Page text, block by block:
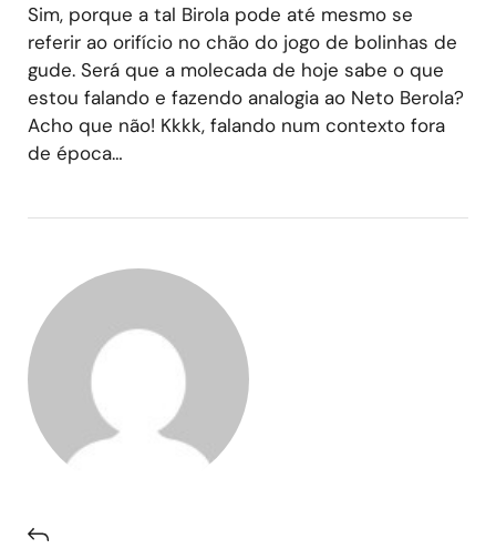
Sim, porque a tal Birola pode até mesmo se
referir ao orifício no chão do jogo de bolinhas de
gude. Será que a molecada de hoje sabe o que
estou falando e fazendo analogia ao Neto Berola?
Acho que não! Kkkk, falando num contexto fora
de época…